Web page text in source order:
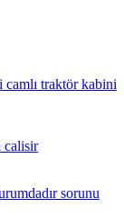
camlı traktör kabini
sorunu